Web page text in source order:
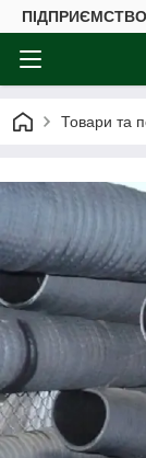
Товари та